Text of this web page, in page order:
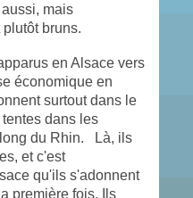
mais
bruns.
en Alsace vers
économique en
surtout dans le
dans les
du Rhin. Là, ils
et c'est
qu'ils s'adonnent
première fois. Ils